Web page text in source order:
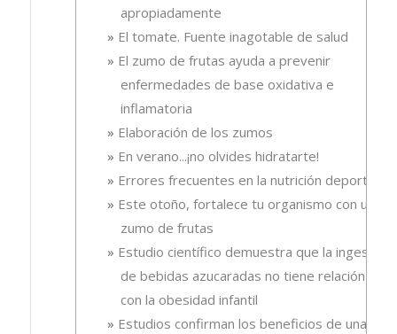
apropiadamente
El tomate. Fuente inagotable de salud
El zumo de frutas ayuda a prevenir
enfermedades de base oxidativa e
inflamatoria
Elaboración de los zumos
En verano...¡no olvides hidratarte!
Errores frecuentes en la nutrición deportiva
Este otoño, fortalece tu organismo con un
zumo de frutas
Estudio científico demuestra que la ingesta
de bebidas azucaradas no tiene relación
con la obesidad infantil
Estudios confirman los beneficios de una